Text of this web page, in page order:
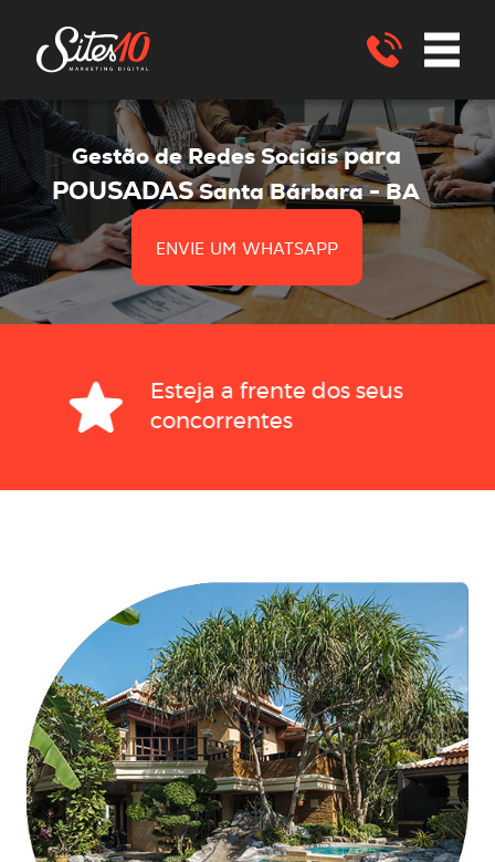
Gestão de Redes Sociaispara
POUSADASSanta Bárbara - BA
ENVIE UM WHATSAPP
Esteja a frente dos seus
concorrentes